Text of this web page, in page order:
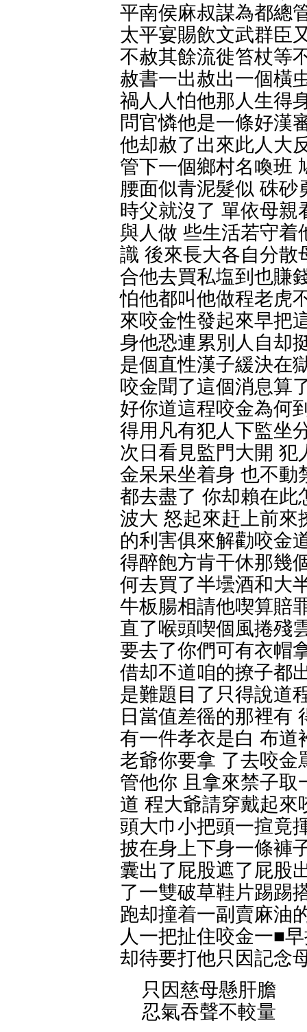
平南侯麻叔謀為都總
太平宴賜飲文武群臣
不赦其餘流徙笞杖等
赦書一出赦出一個橫
禍人人怕他那人生得
問官憐他是一條好漢
他却赦了出來此人大
管下一個鄉村名喚班
腰面似青泥髮似 硃砂
時父就沒了 單依母親
與人做 些生活若守着
識 後來長大各自分散
合他去買私塩到也賺
怕他都叫他做程老虎
來咬金性發起來早把
身他恐連累別人自却
是個直性漢子緩決在
咬金聞了這個消息算
好你道這程咬金為何
得用凡有犯人下監坐
次日看見監門大開 犯
金呆呆坐着身 也不動
都去盡了 你却賴在此
波大 怒起來赶上前來
的利害俱來解勸咬金
得醉飽方肯干休那幾
何去買了半壜酒和大
牛板腸相請他喫算賠
直了喉頭喫個風捲殘
要去了你們可有衣帽
借却不道咱的撩子都
是難題目了只得說道
日當值差徭的那裡有
有一件孝衣是白 布道
老爺你要拿 了去咬金
管他你 且拿來禁子取
道 程大爺請穿戴起來
頭大巾小把頭一揎竟
披在身上下身一條褲
囊出了屁股遮了屁股
了一雙破草鞋片踢踢
跑却撞着一副賣麻油
人一把扯住咬金一■
却待要打他只因記念
只因慈母懸肝膽
忍氣吞聲不較量